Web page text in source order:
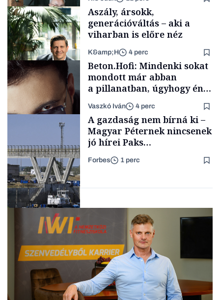
Családi
vállalkozások
fűszersztori
TÁMOGATÓI
Aszály, ársokk,
generációváltás – aki a
viharban is előre néz
K&amp;H 4 perc
Forbes-sztori
Beton.Hofi: Mindenki sokat
mondott már abban
a pillanatban, úgyhogy én
gondolataimat akartam
kimondani
Vaszkó Iván 4 perc
A gazdaság nem bírná ki –
Magyar Péternek nincsenek
jó hírei Paks
Forbes 1 perc